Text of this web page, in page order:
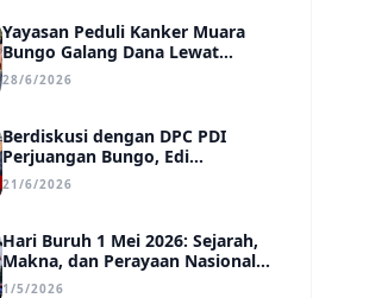
Yayasan Peduli Kanker Muara
Bungo Galang Dana Lewat
UMKM di Car Free Day, Ir.
Rindang Siahaan Beri Apresiasi
28/6/2026
Berdiskusi dengan DPC PDI
Perjuangan Bungo, Edi
Purwanto Uraikan Poin-Poin
Urgensi yang Perlu Disadari
21/6/2026
Hari Buruh 1 Mei 2026: Sejarah,
Makna, dan Perayaan Nasional
di Tengah Tantangan Era Digital
1/5/2026